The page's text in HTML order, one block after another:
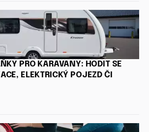
PRO KARAVANY: HODIT SE
ELEKTRICKÝ POJEZD ČI